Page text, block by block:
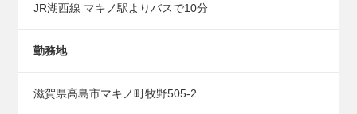
JR湖西線 マキノ駅よりバスで10分
勤務地
滋賀県高島市マキノ町牧野505-2